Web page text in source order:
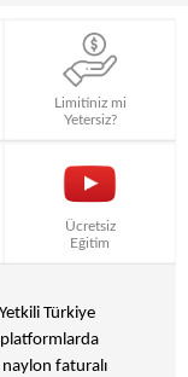
Limitiniz mi
Yetersiz?
Ücretsiz
Eğitim
Türkiye
platformlarda
naylon faturalı